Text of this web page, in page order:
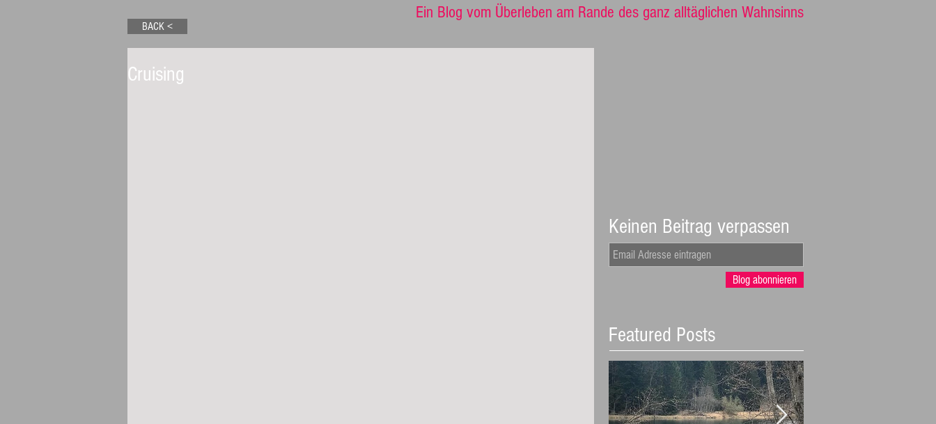
BACK <
Cruising
Keinen Beitrag verpassen
Blog abonnieren
Featured Posts
Ein Blog vom Überleben am Rande des ganz alltäglichen Wahnsinns